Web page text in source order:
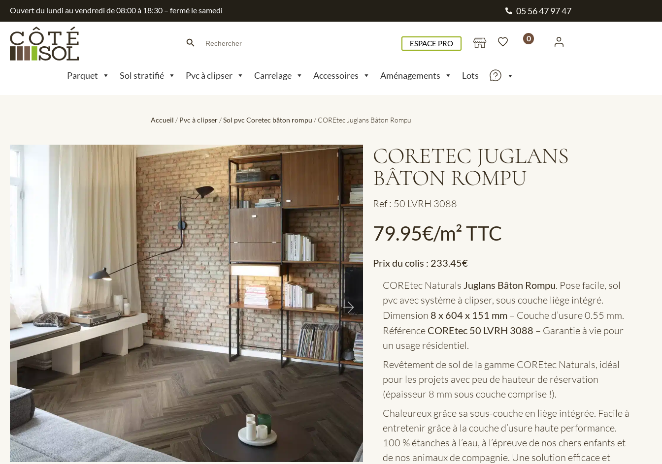
Ouvert du lundi au vendredi de 08:00 à 18:30 – fermé le samedi 05 56 47 97 47
Search
for:
ESPACE PRO
0
Parquet Sol stratifié Pvc à clipser Carrelage Accessoires Aménagements Lots
Accueil / Pvc à clipser/Sol pvc Coretec bâton rompu / COREtec Juglans Bâton Rompu
CORETEC JUGLANS
BÂTON ROMPU
Ref : 50 LVRH 3088
79.95€/m² TTC
Prix du colis : 233.45€
COREtec Naturals Juglans Bâton Rompu. Pose facile, sol
pvc avec système à clipser, sous couche liège intégré.
Dimension 8 x 604 x 151 mm – Couche d’usure 0.55 mm.
Référence COREtec 50 LVRH 3088 – Garantie à vie pour
un usage résidentiel.
Revêtement de sol de la gamme COREtec Naturals, idéal
pour les projets avec peu de hauteur de réservation
(épaisseur 8 mm sous couche comprise !).
Chaleureux grâce sa sous-couche en liège intégrée. Facile à
entretenir grâce à la couche d’usure haute performance.
100 % étanches à l’eau, à l’épreuve de nos chers enfants et
de nos animaux de compagnie. Une solution efficace et